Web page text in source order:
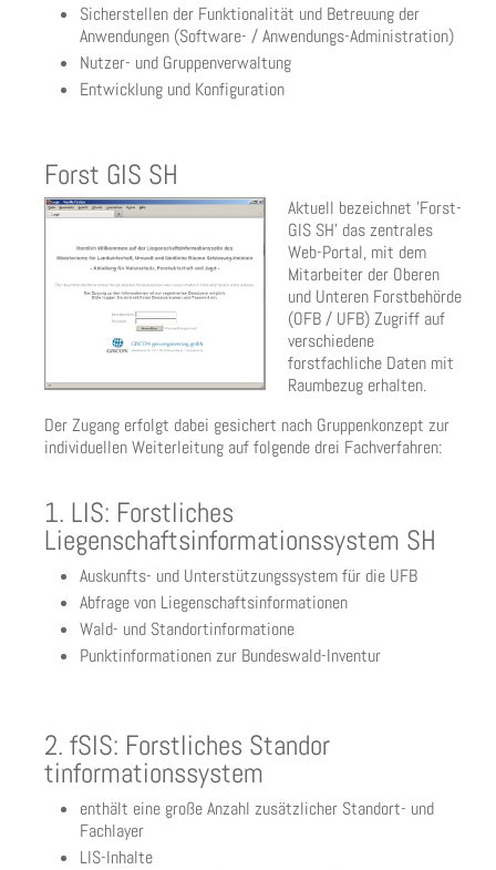
Sicherstellen der Funktionalität und Betreuung der
Anwendungen (Software- / Anwendungs-Administration)
Nutzer- und Gruppenverwaltung
Entwicklung und Konfiguration
Forst GIS SH
Aktuell bezeichnet 'Forst-
GIS SH' das zentrales
Web-Portal, mit dem
Mitarbeiter der Oberen
und Unteren Forstbehörde
(OFB / UFB) Zugriff auf
verschiedene
forstfachliche Daten mit
Raumbezug erhalten.
Der Zugang erfolgt dabei gesichert nach Gruppenkonzept zur
individuellen Weiterleitung auf folgende drei Fachverfahren:
1. LIS: Forstliches
Liegenschaftsinformationssystem SH
Auskunfts- und Unterstützungssystem für die UFB
Abfrage von Liegenschaftsinformationen
Wald- und Standortinformatione
Punktinformationen zur Bundeswald-Inventur
2. fSIS: Forstliches Standor
tinformationssystem
enthält eine große Anzahl zusätzlicher Standort- und
Fachlayer
LIS-Inhalte